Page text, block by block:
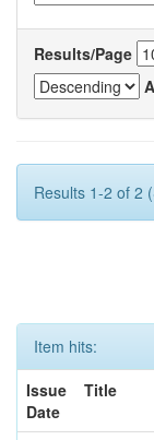
Results/Page
Results 1-2 of 2
Item hits:
Issue
Date
Title